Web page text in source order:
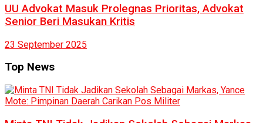
UU Advokat Masuk Prolegnas Prioritas, Advokat
Senior Beri Masukan Kritis
23 September 2025
Top News